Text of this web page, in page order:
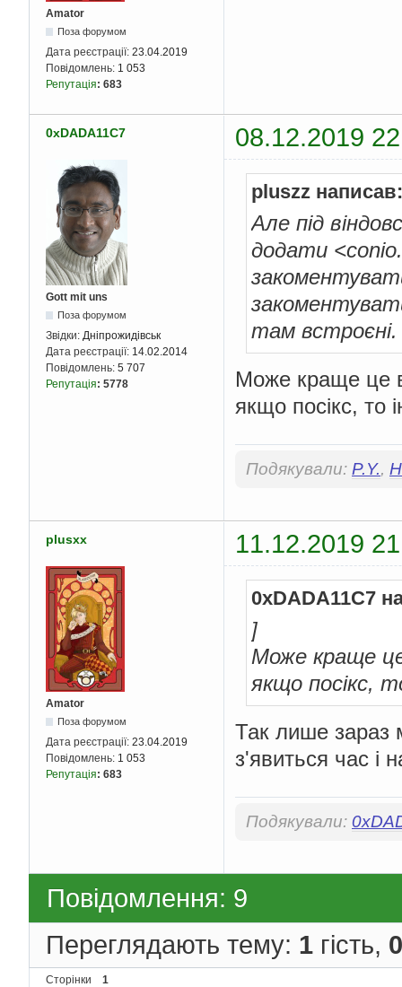
Amator
Поза форумом
Дата реєстрації: 23.04.2019
Повідомлень: 1 053
Репутація: 683
0xDADA11C7 08.12.2019
Gott mit uns
Поза форумом
Звідки: Дніпрожидівськ
Дата реєстрації: 14.02.2014
Повідомлень: 5 707
Репутація: 5778
pluszz написав:
Але під
додати
там встроєні.
Може краще це
якщо посікс, то
Подякували: P.Y.,
plusxx 11.12.2019
Amator
Поза форумом
Дата реєстрації: 23.04.2019
Повідомлень: 1 053
Репутація: 683
0xDADA11C7
]
Може краще
якщо посікс,
Так лише зараз
з'явиться час і
Подякували:
Повідомлення: 9
Переглядають тему: 1 гість, 0
Сторінки 1